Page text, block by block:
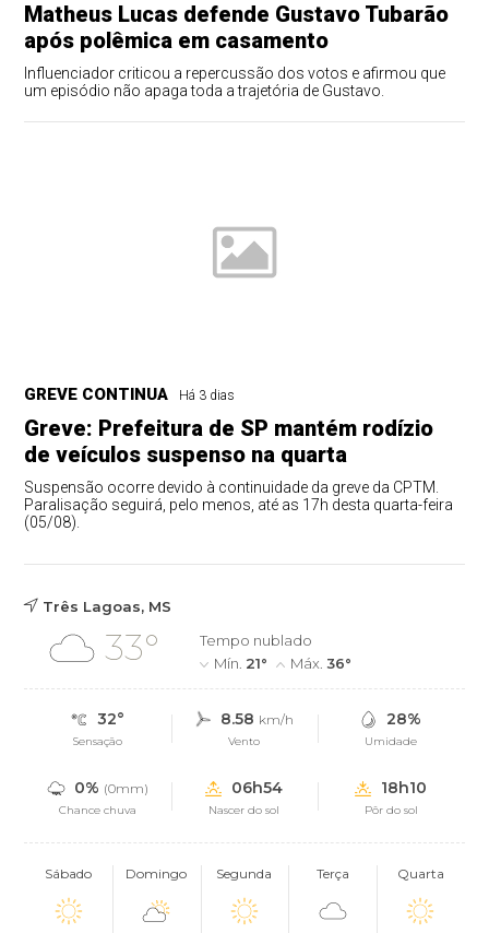
Matheus Lucas defende Gustavo Tubarão
após polêmica em casamento
Influenciador criticou a repercussão dos votos e afirmou que
um episódio não apaga toda a trajetória de Gustavo.
GREVE CONTINUA Há 3 dias
Greve: Prefeitura de SP mantém rodízio
de veículos suspenso na quarta
Suspensão ocorre devido à continuidade da greve da CPTM.
Paralisação seguirá, pelo menos, até as 17h desta quarta-feira
(05/08).
Três Lagoas, MS
33°
Tempo nublado
Mín. 21° Máx.36°
32°
Sensação
8.58 km/h
Vento
28%
Umidade
0% (0mm)
Chance chuva
06h54
Nascer do sol
18h10
Pôr do sol
Sábado Domingo Segunda Terça Quarta